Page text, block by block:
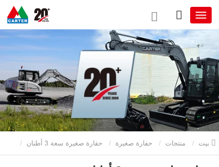
منتجات حفارة صغيرة حفارة صغيرة سعة 3 أطنان